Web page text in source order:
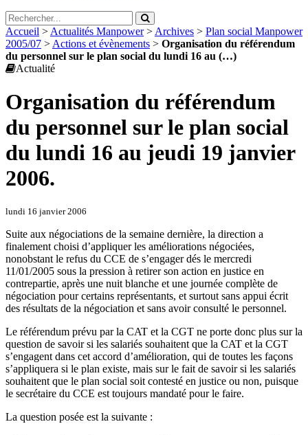
Accueil > Actualités Manpower> Archives > Plan social Manpower
2005/07 > Actions et évènements > Organisation du référendum
du personnel sur le plan social du lundi 16 au (…)
Actualité
Organisation du référendum
du personnel sur le plan social
du lundi 16 au jeudi 19 janvier
2006.
lundi 16 janvier 2006
Suite aux négociations de la semaine dernière, la direction a
finalement choisi d’appliquer les améliorations négociées,
nonobstant le refus du CCE de s’engager dés le mercredi
11/01/2005 sous la pression à retirer son action en justice en
contrepartie, après une nuit blanche et une journée complète de
négociation pour certains représentants, et surtout sans appui écrit
des résultats de la négociation et sans avoir consulté le personnel.
Le référendum prévu par la CAT et la CGT ne porte donc plus sur la
question de savoir si les salariés souhaitent que la CAT et la CGT
s’engagent dans cet accord d’amélioration, qui de toutes les façons
s’appliquera si le plan existe, mais sur le fait de savoir si les salariés
souhaitent que le plan social soit contesté en justice ou non, puisque
le secrétaire du CCE est toujours mandaté pour le faire.
La question posée est la suivante :